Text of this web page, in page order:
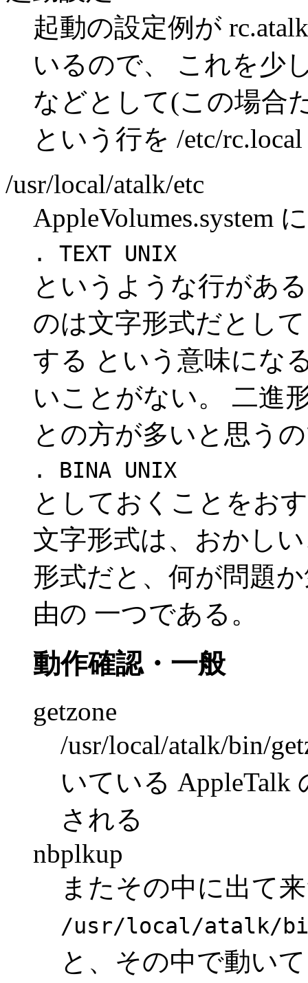
起動の設定例が
いるので、 これを少
などとして(この場合
という行を /etc/
/usr/local/atalk/etc
AppleVolumes.system に
. TEXT UNIX
というような行があ
のは文字形式だとし
する という意味にな
いことがない。 二進
との方が多いと思う
. BINA UNIX
としておくことをお
文字形式は、おかし
形式だと、何が問題
由の 一つである。
動作確認・一般
getzone
/usr/local/atalk/bin/
いている AppleTalk
される
nbplkup
またその中に出て
/usr/local/atalk/
と、その中で動い